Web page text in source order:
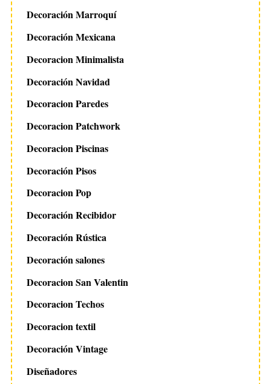
Decoración Marroquí
Decoración Mexicana
Decoracion Minimalista
Decoración Navidad
Decoracion Paredes
Decoracion Patchwork
Decoracion Piscinas
Decoración Pisos
Decoracion Pop
Decoración Recibidor
Decoración Rústica
Decoración salones
Decoracion San Valentin
Decoracion Techos
Decoracion textil
Decoración Vintage
Diseñadores